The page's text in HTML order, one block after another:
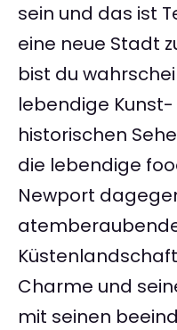
sein und das ist
eine neue Stadt
bist du
lebendige
historischen
die lebendige
Newport
Charme und
mit seinen